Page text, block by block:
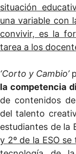
situación
una variable con
convivir, es la
tarea a los
‘Corto y Cambio’
la competencia
de contenidos
del talento
estudiantes de la
y 2º de la ESO